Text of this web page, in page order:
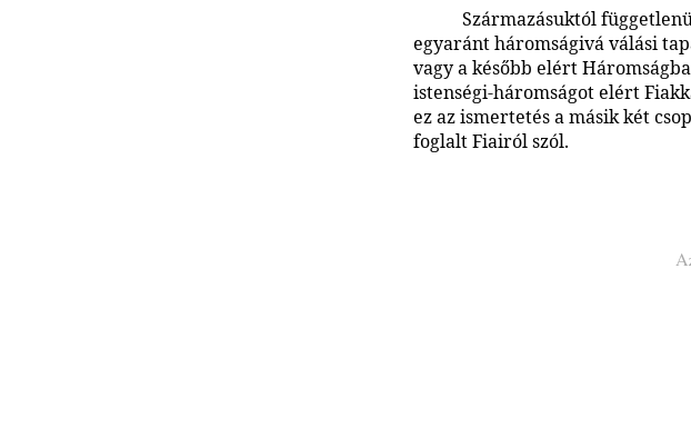
Származásuktól
egyaránt háromságivá válási
vagy a később elért
istenségi-háromságot elért
ez az ismertetés a másik két
foglalt Fiairól szól.